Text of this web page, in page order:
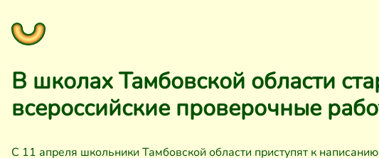
В школах Тамбовской области
всероссийские проверочные
С 11 апреля школьники Тамбовской области приступят к